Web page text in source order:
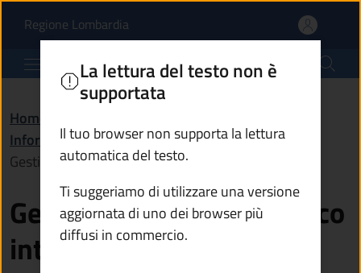
Gestione del Servizio
Regione Lombardia(apre in un'altra scheda).
Comune di Temù
Home
Informazioni istituzionali /
Gestione del Servizio idrico integrato
Gestione del Servizio idrico
integrato
La lettura del testo non è
supportata
Il tuo browser non supporta la lettura
automatica del testo.
Ti suggeriamo di utilizzare una versione
aggiornata di uno dei browser più
diffusi in commercio.